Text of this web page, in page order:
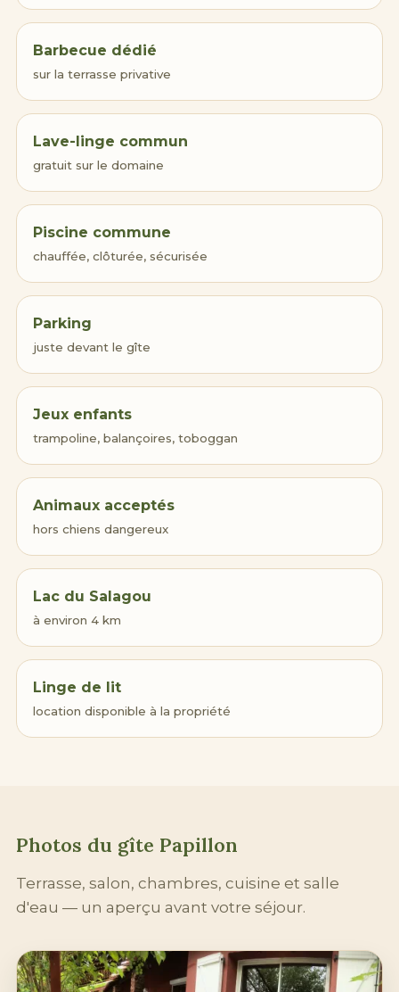
Barbecue dédié
sur la terrasse privative
Lave-linge commun
gratuit sur le domaine
Piscine commune
chauffée, clôturée, sécurisée
Parking
juste devant le gîte
Jeux enfants
trampoline, balançoires, toboggan
Animaux acceptés
hors chiens dangereux
Lac du Salagou
à environ 4 km
Linge de lit
location disponible à la propriété
Photos du gîte Papillon
Terrasse, salon, chambres, cuisine et salle
d'eau — un aperçu avant votre séjour.